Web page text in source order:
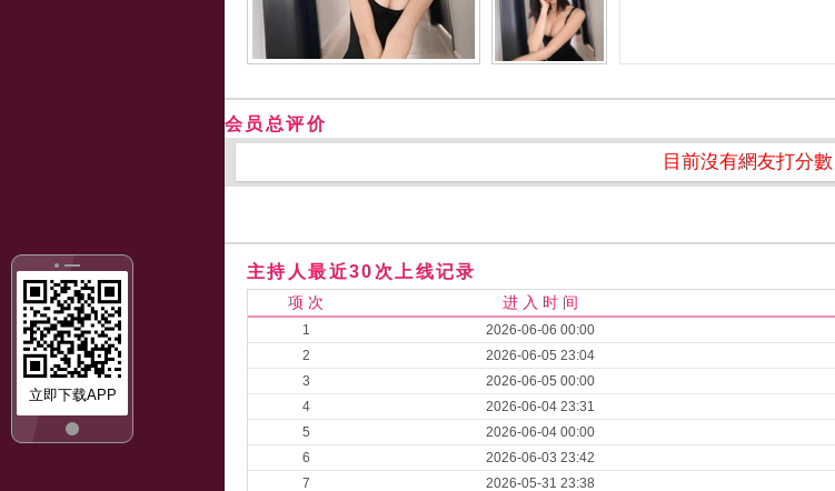
立即下载APP
会员总评价
目前沒有網友打分數
主持人最近30次上线记录
项 次 进 入 时 间
1 2026-06-06 00:00
2
2026-06-05 23:04
3
2026-06-05 00:00
4
2026-06-04 23:31
5
2026-06-04 00:00
6
2026-06-03 23:42
7
2026-05-31 23:38